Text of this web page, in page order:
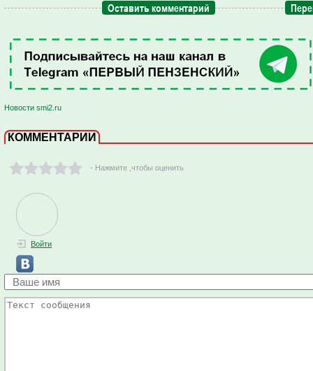
Оставить комментарий
Новости smi2.ru
КОММЕНТАРИИ
- Нажмите ,чтобы оценить
Войти